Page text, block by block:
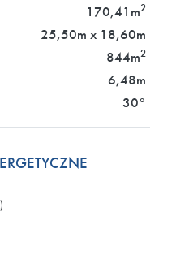
170,41m2
25,50m x 18,60m
844m2
6,48m
30°